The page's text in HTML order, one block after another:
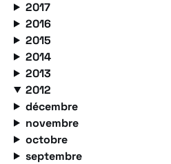
2017
2016
2015
2014
2013
2012
décembre
novembre
octobre
septembre